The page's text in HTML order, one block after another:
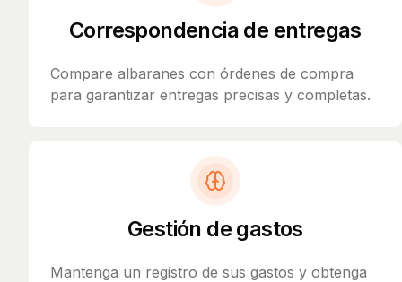
Correspondencia de entregas
Compare albaranes con órdenes de compra
para garantizar entregas precisas y completas.
Gestión de gastos
Mantenga un registro de sus gastos y obtenga